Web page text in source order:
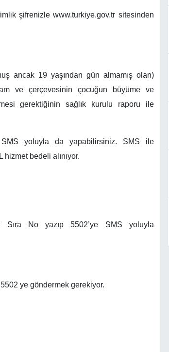
şifrenizle www.turkiye.gov.tr sitesinden
ancak 19 yaşından gün almamış olan)
ve çerçevesinin çocuğun büyüme ve
gerektiğinin sağlık kurulu raporu ile
SMS yoluyla da yapabilirsiniz. SMS ile
bedeli alınıyor.
No yazıp 5502’ye SMS yoluyla
ye göndermek gerekiyor.